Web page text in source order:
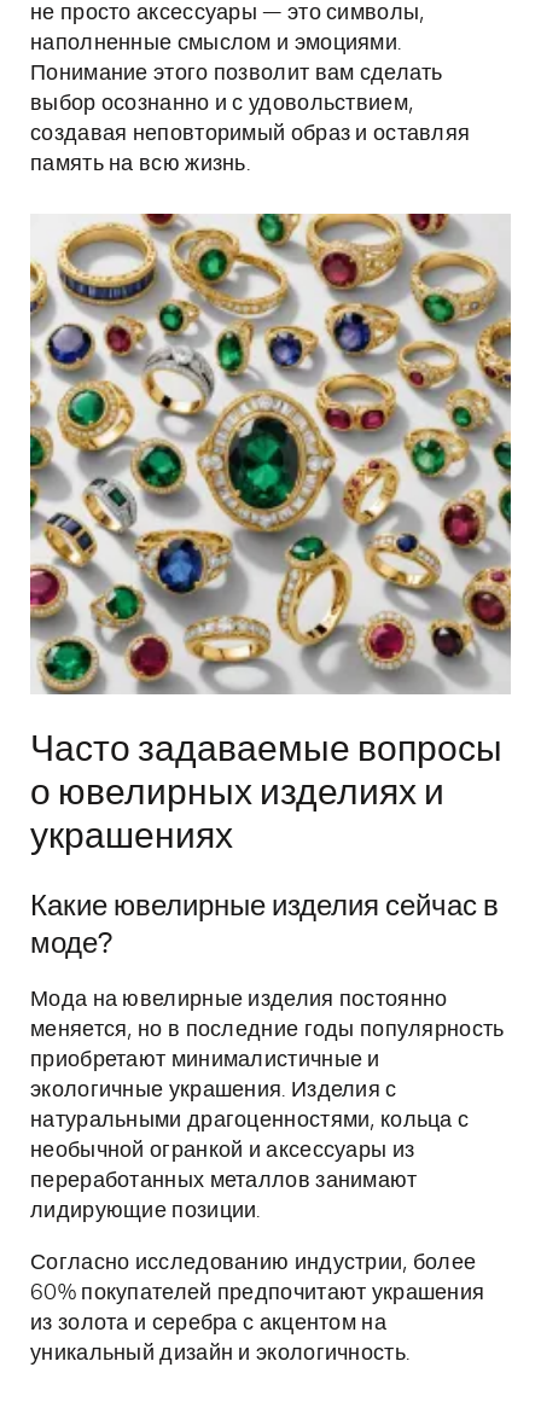
не просто аксессуары — это символы,
наполненные смыслом и эмоциями.
Понимание этого позволит вам сделать
выбор осознанно и с удовольствием,
создавая неповторимый образ и оставляя
память на всю жизнь.
Часто задаваемые вопросы
о ювелирных изделиях и
украшениях
Какие ювелирные изделия сейчас в
моде?
Мода на ювелирные изделия постоянно
меняется, но в последние годы популярность
приобретают минималистичные и
экологичные украшения. Изделия с
натуральными драгоценностями, кольца с
необычной огранкой и аксессуары из
переработанных металлов занимают
лидирующие позиции.
Согласно исследованию индустрии, более
60% покупателей предпочитают украшения
из золота и серебра с акцентом на
уникальный дизайн и экологичность.